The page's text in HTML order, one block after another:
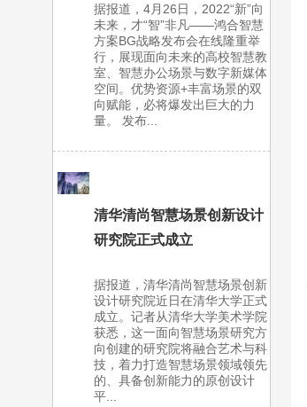
据报道，4月26日，2022“新”向
未来，才“智”非凡——鸿合智慧
方案BG战略发布会在线隆重举
行，展现面向未来的高校智慧教
室、智慧办公场景与数字新媒体
空间。优势资源+丰富场景的双
向赋能，必将爆发出巨大的力
量。 发布...
清华清尚智慧场景创新设计
研究院正式成立
据报道，清华清尚智慧场景创新
设计研究院近日在清华大学正式
成立。记者从清华大学美术学院
获悉，这一面向智慧场景研究方
向创建的研究院将融合艺术与科
技，着力打造智慧场景领域领先
的、具备创新能力的原创设计
平...